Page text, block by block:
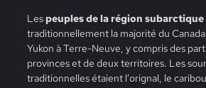
Lespeuples de la région subarctique
traditionnellement la majorité du
Yukon à Terre-Neuve, y compris des
provinces et de deux territoires. Les
traditionnelles étaient l’orignal, le